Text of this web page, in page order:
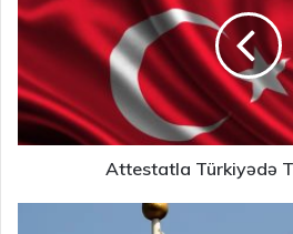
Attestatla Türkiyədə